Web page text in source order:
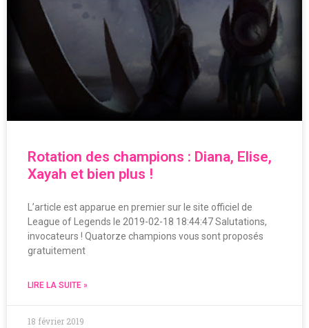
Rotation des champions : Diana, Elise,
Xayah et bien plus !
L’article est apparue en premier sur le site officiel de
League of Legends le 2019-02-18 18:44:47 Salutations,
invocateurs ! Quatorze champions vous sont proposés
gratuitement
LIRE LA SUITE »
18 février 2019